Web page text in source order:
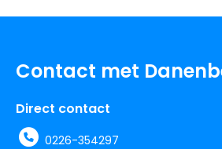
Contact met
Direct contact
0226-354297